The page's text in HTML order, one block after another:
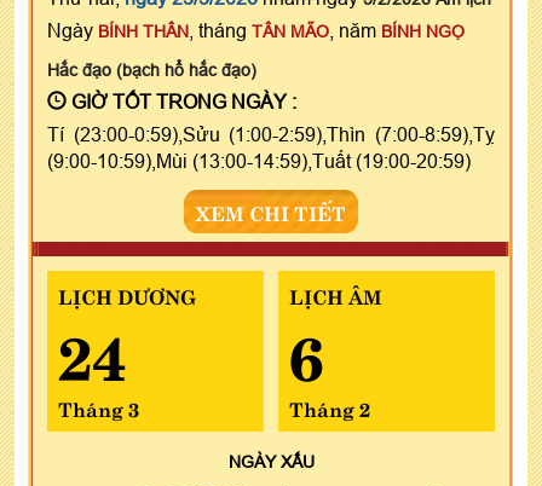
Ngày BÍNH THÂN , tháng TÂN MÃO , năm BÍNH NGỌ
Hắc đạo (bạch hổ hắc đạo)
GIỜ TỐT TRONG NGÀY :
Tí (23:00-0:59),Sửu (1:00-2:59),Thìn (7:00-8:59),Tỵ
(9:00-10:59),Mùi (13:00-14:59),Tuất (19:00-20:59)
XEM CHI TIẾT
LỊCH DƯƠNG
24
Tháng 3
LỊCH ÂM
6
Tháng 2
NGÀYXẤU